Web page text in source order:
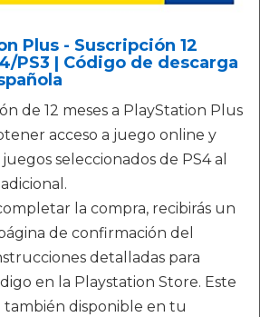
Plus - Suscripción 12
PS3 | Código de descarga
de 12 meses a PlayStation Plus
acceso a juego online y
seleccionados de PS4 al
la compra, recibirás un
de confirmación del
detalladas para
en la Playstation Store. Este
también disponible en tu